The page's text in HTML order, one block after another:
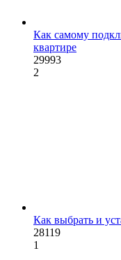
Как самому
квартире
29993
2
Как выбрать и
28119
1